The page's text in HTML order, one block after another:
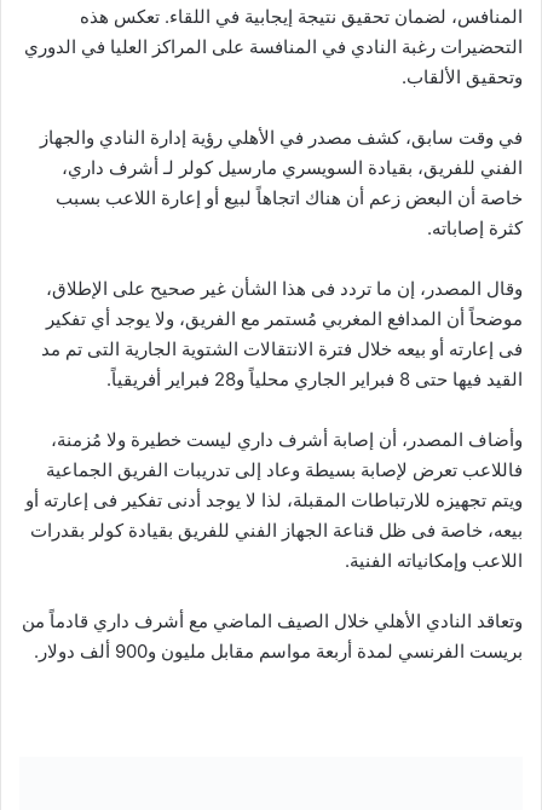
المنافس، لضمان تحقيق نتيجة إيجابية في اللقاء. تعكس هذه
التحضيرات رغبة النادي في المنافسة على المراكز العليا في الدوري
وتحقيق الألقاب.
في وقت سابق، كشف مصدر في الأهلي رؤية إدارة النادي والجهاز
الفني للفريق، بقيادة السويسري مارسيل كولر لـ أشرف داري،
خاصة أن البعض زعم أن هناك اتجاهاً لبيع أو إعارة اللاعب بسبب
كثرة إصاباته.
وقال المصدر، إن ما تردد فى هذا الشأن غير صحيح على الإطلاق،
موضحاً أن المدافع المغربي مُستمر مع الفريق، ولا يوجد أي تفكير
فى إعارته أو بيعه خلال فترة الانتقالات الشتوية الجارية التى تم مد
القيد فيها حتى 8 فبراير الجاري محلياً و28 فبراير أفريقياً.
وأضاف المصدر، أن إصابة أشرف داري ليست خطيرة ولا مُزمنة،
فاللاعب تعرض لإصابة بسيطة وعاد إلى تدريبات الفريق الجماعية
ويتم تجهيزه للارتباطات المقبلة، لذا لا يوجد أدنى تفكير فى إعارته أو
بيعه، خاصة فى ظل قناعة الجهاز الفني للفريق بقيادة كولر بقدرات
اللاعب وإمكانياته الفنية.
وتعاقد النادي الأهلي خلال الصيف الماضي مع أشرف داري قادماً من
بريست الفرنسي لمدة أربعة مواسم مقابل مليون و900 ألف دولار.